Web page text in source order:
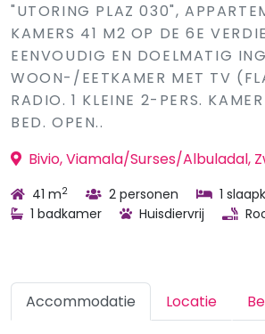
"UTORING PLAZ 030",
KAMERS 41 M2 OP DE 6E
EENVOUDIG EN DOELMATIG
WOON-/EETKAMER MET TV
RADIO. 1 KLEINE 2-PERS.
BED. OPEN..
Bivio, Viamala/Surses/Albuladal,
41 m2 2 personen
1
1 badkamer
Huisdiervrij
Accommodatie Locatie